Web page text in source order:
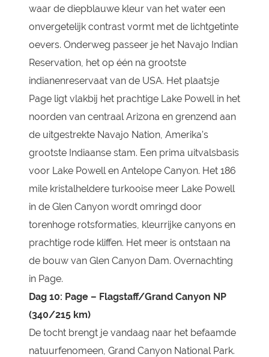
waar de diepblauwe kleur van het water een
onvergetelijk contrast vormt met de lichtgetinte
oevers. Onderweg passeer je het Navajo Indian
Reservation, het op één na grootste
indianenreservaat van de USA. Het plaatsje
Page ligt vlakbij het prachtige Lake Powell in het
noorden van centraal Arizona en grenzend aan
de uitgestrekte Navajo Nation, Amerika’s
grootste Indiaanse stam. Een prima uitvalsbasis
voor Lake Powell en Antelope Canyon. Het 186
mile kristalheldere turkooise meer Lake Powell
in de Glen Canyon wordt omringd door
torenhoge rotsformaties, kleurrijke canyons en
prachtige rode kliffen. Het meer is ontstaan na
de bouw van Glen Canyon Dam. Overnachting
in Page.
Dag 10: Page – Flagstaff/Grand Canyon NP
(340/215 km)
De tocht brengt je vandaag naar het befaamde
natuurfenomeen, Grand Canyon National Park.